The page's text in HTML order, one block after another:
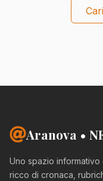
Aranova •
Uno spazio informativo
ricco di cronaca,